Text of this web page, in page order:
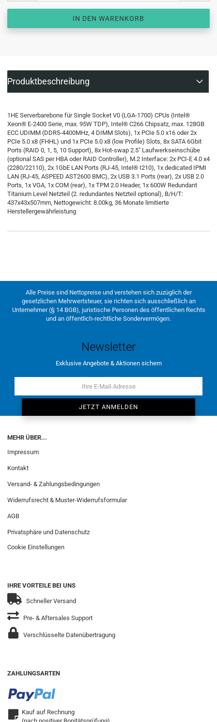
Produktbeschreibung
1HE Serverbarebone für Single Socket V0 (LGA-1700) CPUs (Intel®
Xeon® E-2400 Serie, max. 95W TDP), Intel® C266 Chipsatz, max. 128GB
ECC UDIMM (DDR5-4400MHz, 4 DIMM Slots), 1x PCIe 5.0 x16 oder 2x
PCIe 5.0 x8 (FHHL) und 1x PCIe 5.0 x8 (low Profile) Slots, 8x SATA 6Gbit
Ports (RAID 0, 1, 5, 10 Support), 8x Hot-swap 2.5" Laufwerkseinschübe
(optional SAS per HBA oder RAID Controller), M.2 Interface: 2x PCI-E 4.0 x4
(2280/22110), 2x 1GbE LAN Ports (RJ-45, Intel® I210), 1x dedicated IPMI
LAN (RJ-45, ASPEED AST2600 BMC), 2x USB 3.1 Ports (rear), 2x USB 2.0
Ports, 1x VGA, 1x COM (rear), 1x TPM 2.0 Header, 1x 600W Redundant
Titanium Level Netzteil (2. redundantes Netzteil optional), B/H/T:
437x43x507mm, Nettogewicht: 8.00kg, 36 Monate limitierte
Herstellergewährleistung
Alle Preise sind Nettopreise und verstehen sich zuzüglich der
gesetzlichen Mehrwertsteuer, sie richten sich ausschließlich an
Unternehmer (§ 14 BGB), juristische Personen des öffentlichen Rechts
und an öffentlich-rechtliche Sondervermögen.
Newsletter
Exklusive Angebote & Aktionen sichern
MEHR ÜBER...
Impressum
Kontakt
Versand- & Zahlungsbedingungen
Widerrufsrecht & Muster-Widerrufsformular
AGB
Privatsphäre und Datenschutz
Cookie Einstellungen
IHRE VORTEILE BEI UNS
Schneller Versand
Pre- & Aftersales Support
Verschlüsselte Datenübertragung
ZAHLUNGSARTEN
Kauf auf Rechnung